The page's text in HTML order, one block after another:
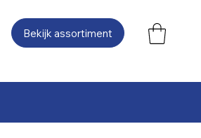
Bekijk assortiment